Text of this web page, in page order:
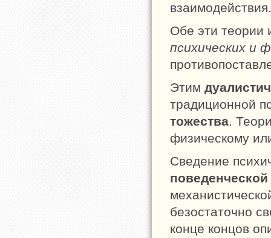
взаимодействия.
Обе эти теории
психических и
Этим
традиционной
тожества.
физическому
Сведение
безостаточно
конце концов